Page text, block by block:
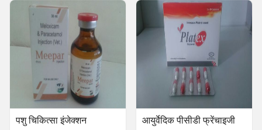
पशु चिकित्सा इंजेक्शन आयुर्वेदिक पीसीडी फ्रेंचाइजी